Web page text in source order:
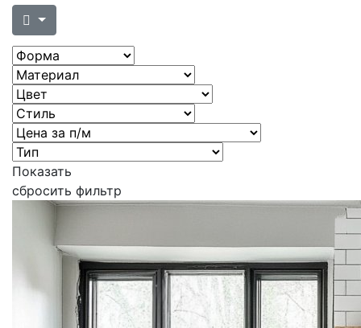
Показать
сбросить фильтр